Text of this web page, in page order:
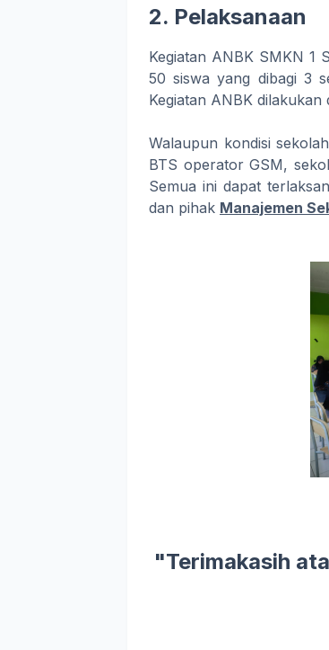
2. Pelaksanaan
Kegiatan ANBK SMKN 1
50 siswa yang dibagi 3
Kegiatan ANBK dilakukan
Walaupun kondisi
BTS operator GSM,
Semua ini dapat
dan pihak Manajemen
"Terimakasih